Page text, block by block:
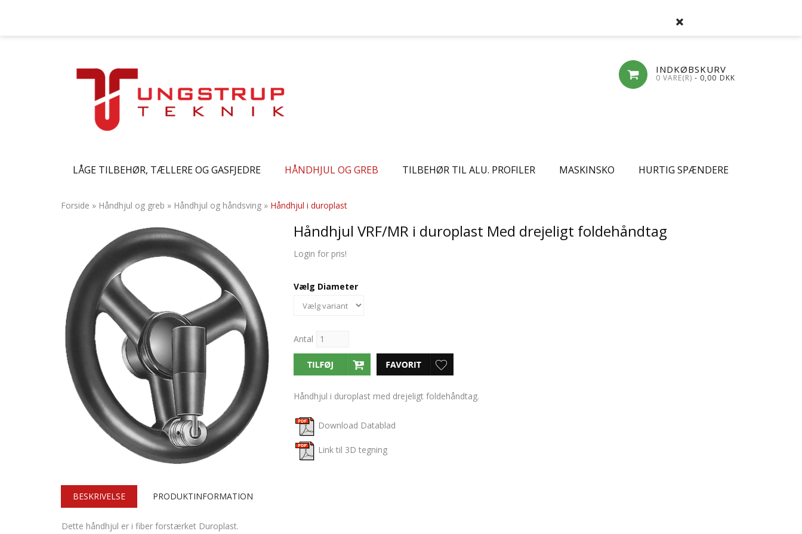
INDKØBSKURV
0 VARE(R) - 0,00 DKK
LÅGE TILBEHØR, TÆLLERE OG GASFJEDRE HÅNDHJUL OG GREB TILBEHØR TIL ALU. PROFILER MASKINSKO HURTIG SPÆNDERE
Forside » Håndhjul og greb » Håndhjul og håndsving » Håndhjul i duroplast
Håndhjul VRF/MR i duroplast Med drejeligt foldehåndtag
Login for pris!
Vælg Diameter
Antal
Håndhjul i duroplast med drejeligt foldehåndtag.
Download Datablad
Link til 3D tegning
BESKRIVELSE PRODUKTINFORMATION
Dette håndhjul er i fiber forstærket Duroplast.